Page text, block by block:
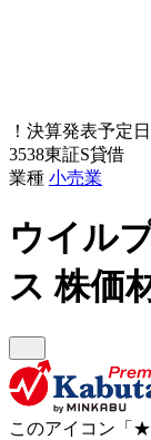
！ 決算発表予定日
3538東証S貸借
業種 小売業
ウイル
ス株価
このアイコン 「★